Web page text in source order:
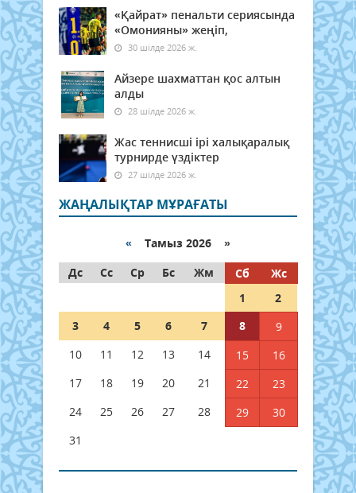
«Қайрат» пенальти сериясында
«Омонияны» жеңіп,
30 шілде 2026 ж.
Айзере шахматтан қос алтын
алды
28 шілде 2026 ж.
Жас теннисші ірі халықаралық
турнирде үздіктер
27 шілде 2026 ж.
ЖАҢАЛЫҚТАР МҰРАҒАТЫ
« Тамыз 2026 »
Дс
Сс Ср Бс Жм Сб
Жс
1
2
3
4 5 6 7 8
9
10
11 12 13 14 15
16
17
18 19 20 21 22
23
24
25 26 27 28 29
30
31